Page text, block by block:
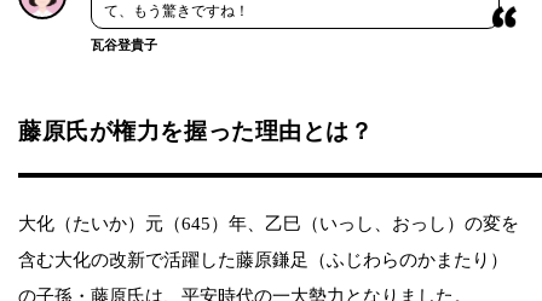
て、もう驚きですね！
瓦谷登貴子
藤原氏が権力を握った理由とは？
大化（たいか）元（645）年、乙巳（いっし、おっし）の変を
含む大化の改新で活躍した藤原鎌足（ふじわらのかまたり）
の子孫・藤原氏は、平安時代の一大勢力となりました。